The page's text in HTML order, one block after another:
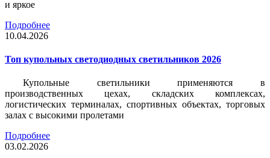
и яркое
Подробнее
10.04.2026
Топ купольных светодиодных светильников 2026
Купольные светильники применяются в
производственных цехах, складских комплексах,
логистических терминалах, спортивных объектах, торговых
залах с высокими пролетами
Подробнее
03.02.2026